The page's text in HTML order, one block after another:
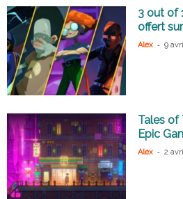
3 out of
offert
Alex - 9
Tales of
Epic
Alex - 2